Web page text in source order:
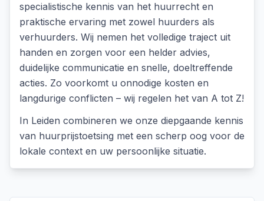
specialistische kennis van het huurrecht en
praktische ervaring met zowel huurders als
verhuurders. Wij nemen het volledige traject uit
handen en zorgen voor een helder advies,
duidelijke communicatie en snelle, doeltreffende
acties. Zo voorkomt u onnodige kosten en
langdurige conflicten – wij regelen het van A tot Z!
In Leiden combineren we onze diepgaande kennis
van huurprijstoetsing met een scherp oog voor de
lokale context en uw persoonlijke situatie.